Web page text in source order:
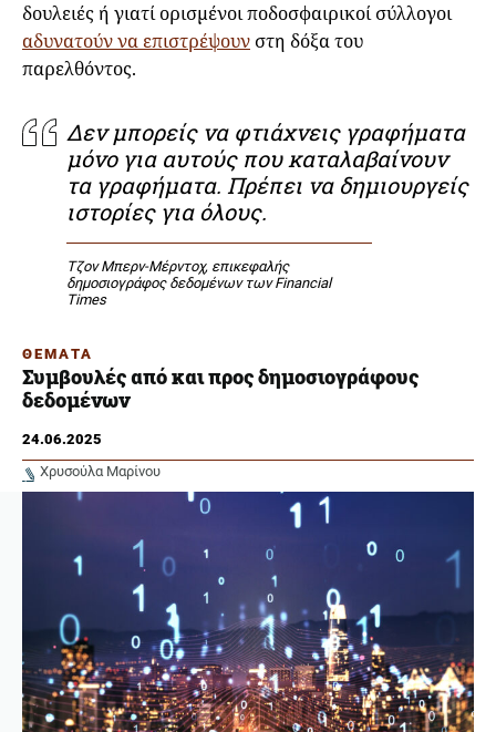
δουλειές ή γιατί ορισμένοι ποδοσφαιρικοί σύλλογοι
αδυνατούν να επιστρέψουν στη δόξα του
παρελθόντος.
Δεν μπορείς να φτιάχνεις γραφήματα
μόνο για αυτούς που καταλαβαίνουν
τα γραφήματα. Πρέπει να δημιουργείς
ιστορίες για όλους.
Τζον Μπερν-Μέρντοχ, επικεφαλής
δημοσιογράφος δεδομένων των Financial
Times
ΘΕΜΑΤΑ
Συμβουλές από και προς δημοσιογράφους
δεδομένων
24.06.2025
Χρυσούλα Μαρίνου